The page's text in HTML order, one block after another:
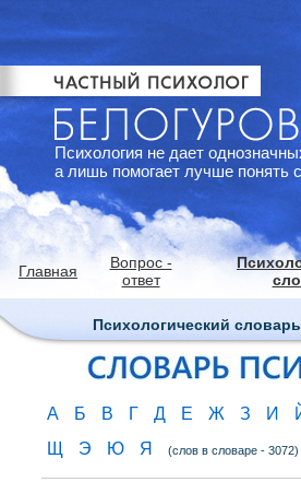
Психология не дает
а лишь помогает лучше понять
Главная
Вопрос -
ответ
Психологический словарь
А Б В Г Д Е Ж З И
Щ
Э Ю Я (слов в словаре - 3072)